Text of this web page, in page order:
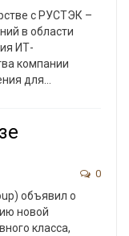
с РУСТЭК –
в области
ИТ-
компании
для
0
объявил о
новой
класса,